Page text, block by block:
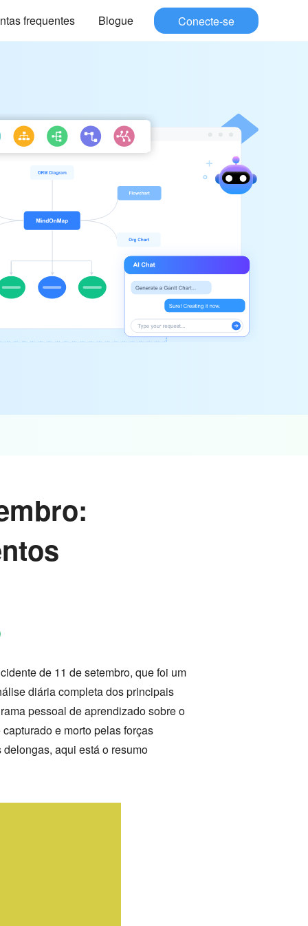
frequentes Blogue Conecte-se
de 11 de setembro, que foi um
diária completa dos principais
pessoal de aprendizado sobre o
e morto pelas forças
aqui está o resumo